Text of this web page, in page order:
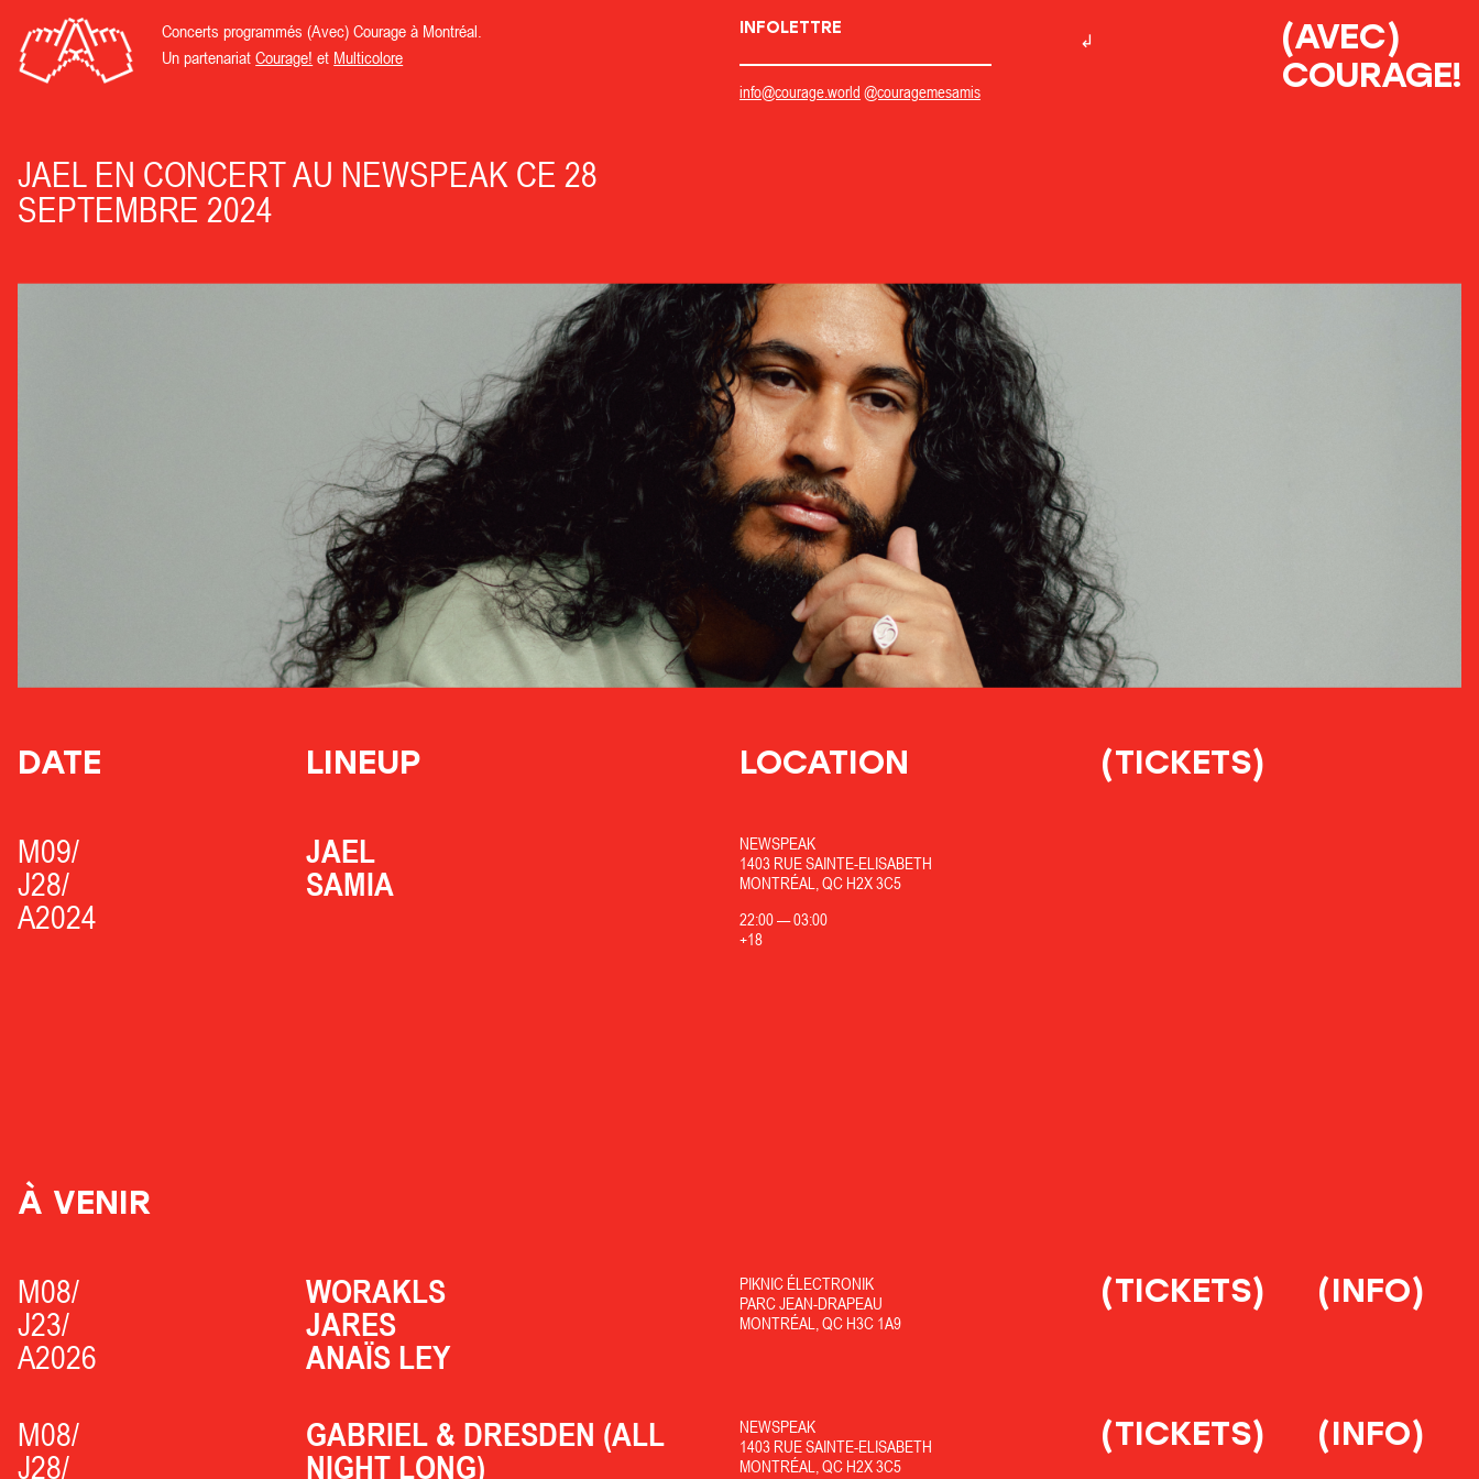
Concerts programmés (Avec) Courage à Montréal.
Un partenariatCourage! et Multicolore
INFOLETTRE
info@courage.world @couragemesamis
(AVEC)
COURAGE!
JAEL EN CONCERT AU NEWSPEAK CE 28
SEPTEMBRE 2024
DATE LINEUP LOCATION (TICKETS)
M09/
J28/
A2024
JAEL
SAMIA
NEWSPEAK
1403 RUE SAINTE-ELISABETH
MONTRÉAL, QC H2X 3C5
22:00—03:00
+18
À VENIR
M08/
J23/
A2026
WORAKLS
JARES
ANAÏS LEY
PIKNIC ÉLECTRONIK
PARC JEAN-DRAPEAU
MONTRÉAL, QC H3C 1A9
(TICKETS) (INFO)
M08/
J28/
GABRIEL & DRESDEN (ALL
NIGHT LONG)
NEWSPEAK
1403 RUE SAINTE-ELISABETH
MONTRÉAL, QC H2X 3C5
(TICKETS) (INFO)